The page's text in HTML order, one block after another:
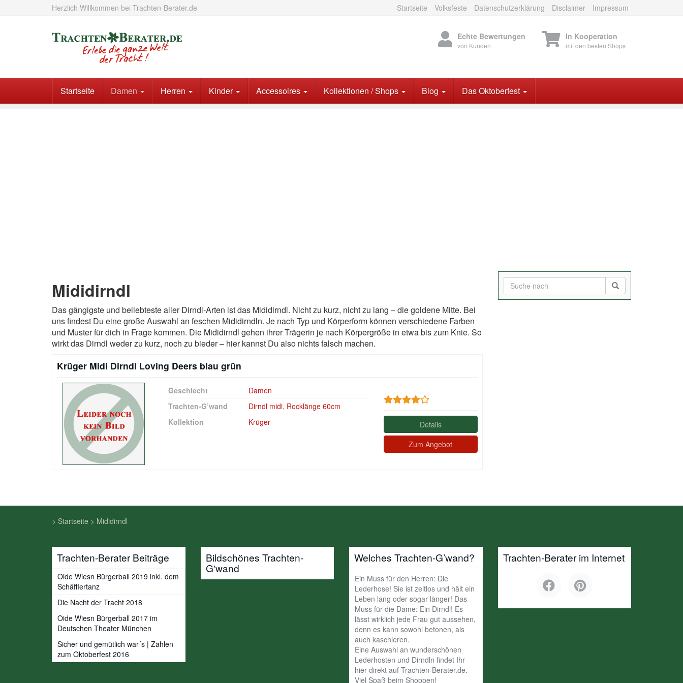
Herzlich Willkommen bei Trachten-Berater.de Startseite Volksfeste Datenschutzerklärung Disclaimer Impressum
Echte Bewertungen
von Kunden
In Kooperation
mit den besten Shops
Startseite Damen Herren Kinder Accessoires Kollektionen / Shops Blog Das Oktoberfest
Mididirndl
Das gängigste und beliebteste aller Dirndl-Arten ist das Mididirndl. Nicht zu kurz, nicht zu lang – die goldene Mitte. Bei
uns findest Du eine große Auswahl an feschen Mididirndln. Je nach Typ und Körperform können verschiedene Farben
und Muster für dich in Frage kommen. Die Mididirndl gehen ihrer Trägerin je nach Körpergröße in etwa bis zum Knie. So
wirkt das Dirndl weder zu kurz, noch zu bieder – hier kannst Du also nichts falsch machen.
Krüger Midi Dirndl Loving Deers blau grün
Details
Zum Angebot
Geschlecht
Damen
Trachten-G’wand
Dirndl midi, Rocklänge 60cm
Kollektion
Krüger
> Startseite > Mididirndl
Trachten-Berater Beiträge
Oide Wiesn Bürgerball 2019 inkl. dem
Schäfflertanz
Die Nacht der Tracht 2018
Oide Wiesn Bürgerball 2017 im
Deutschen Theater München
Sicher und gemütlich war´s | Zahlen
zum Oktoberfest 2016
Bildschönes Trachten-
G'wand
Welches Trachten-G’wand?
Ein Muss für den Herren: Die
Lederhose! Sie ist zeitlos und hält ein
Leben lang oder sogar länger! Das
Muss für die Dame: Ein Dirndl! Es
lässt wirklich jede Frau gut aussehen,
denn es kann sowohl betonen, als
auch kaschieren.
Eine Auswahl an wunderschönen
Lederhosten und Dirndln findet Ihr
hier direkt auf Trachten-Berater.de.
Viel Spaß beim Shoppen!
Trachten-Berater im Internet